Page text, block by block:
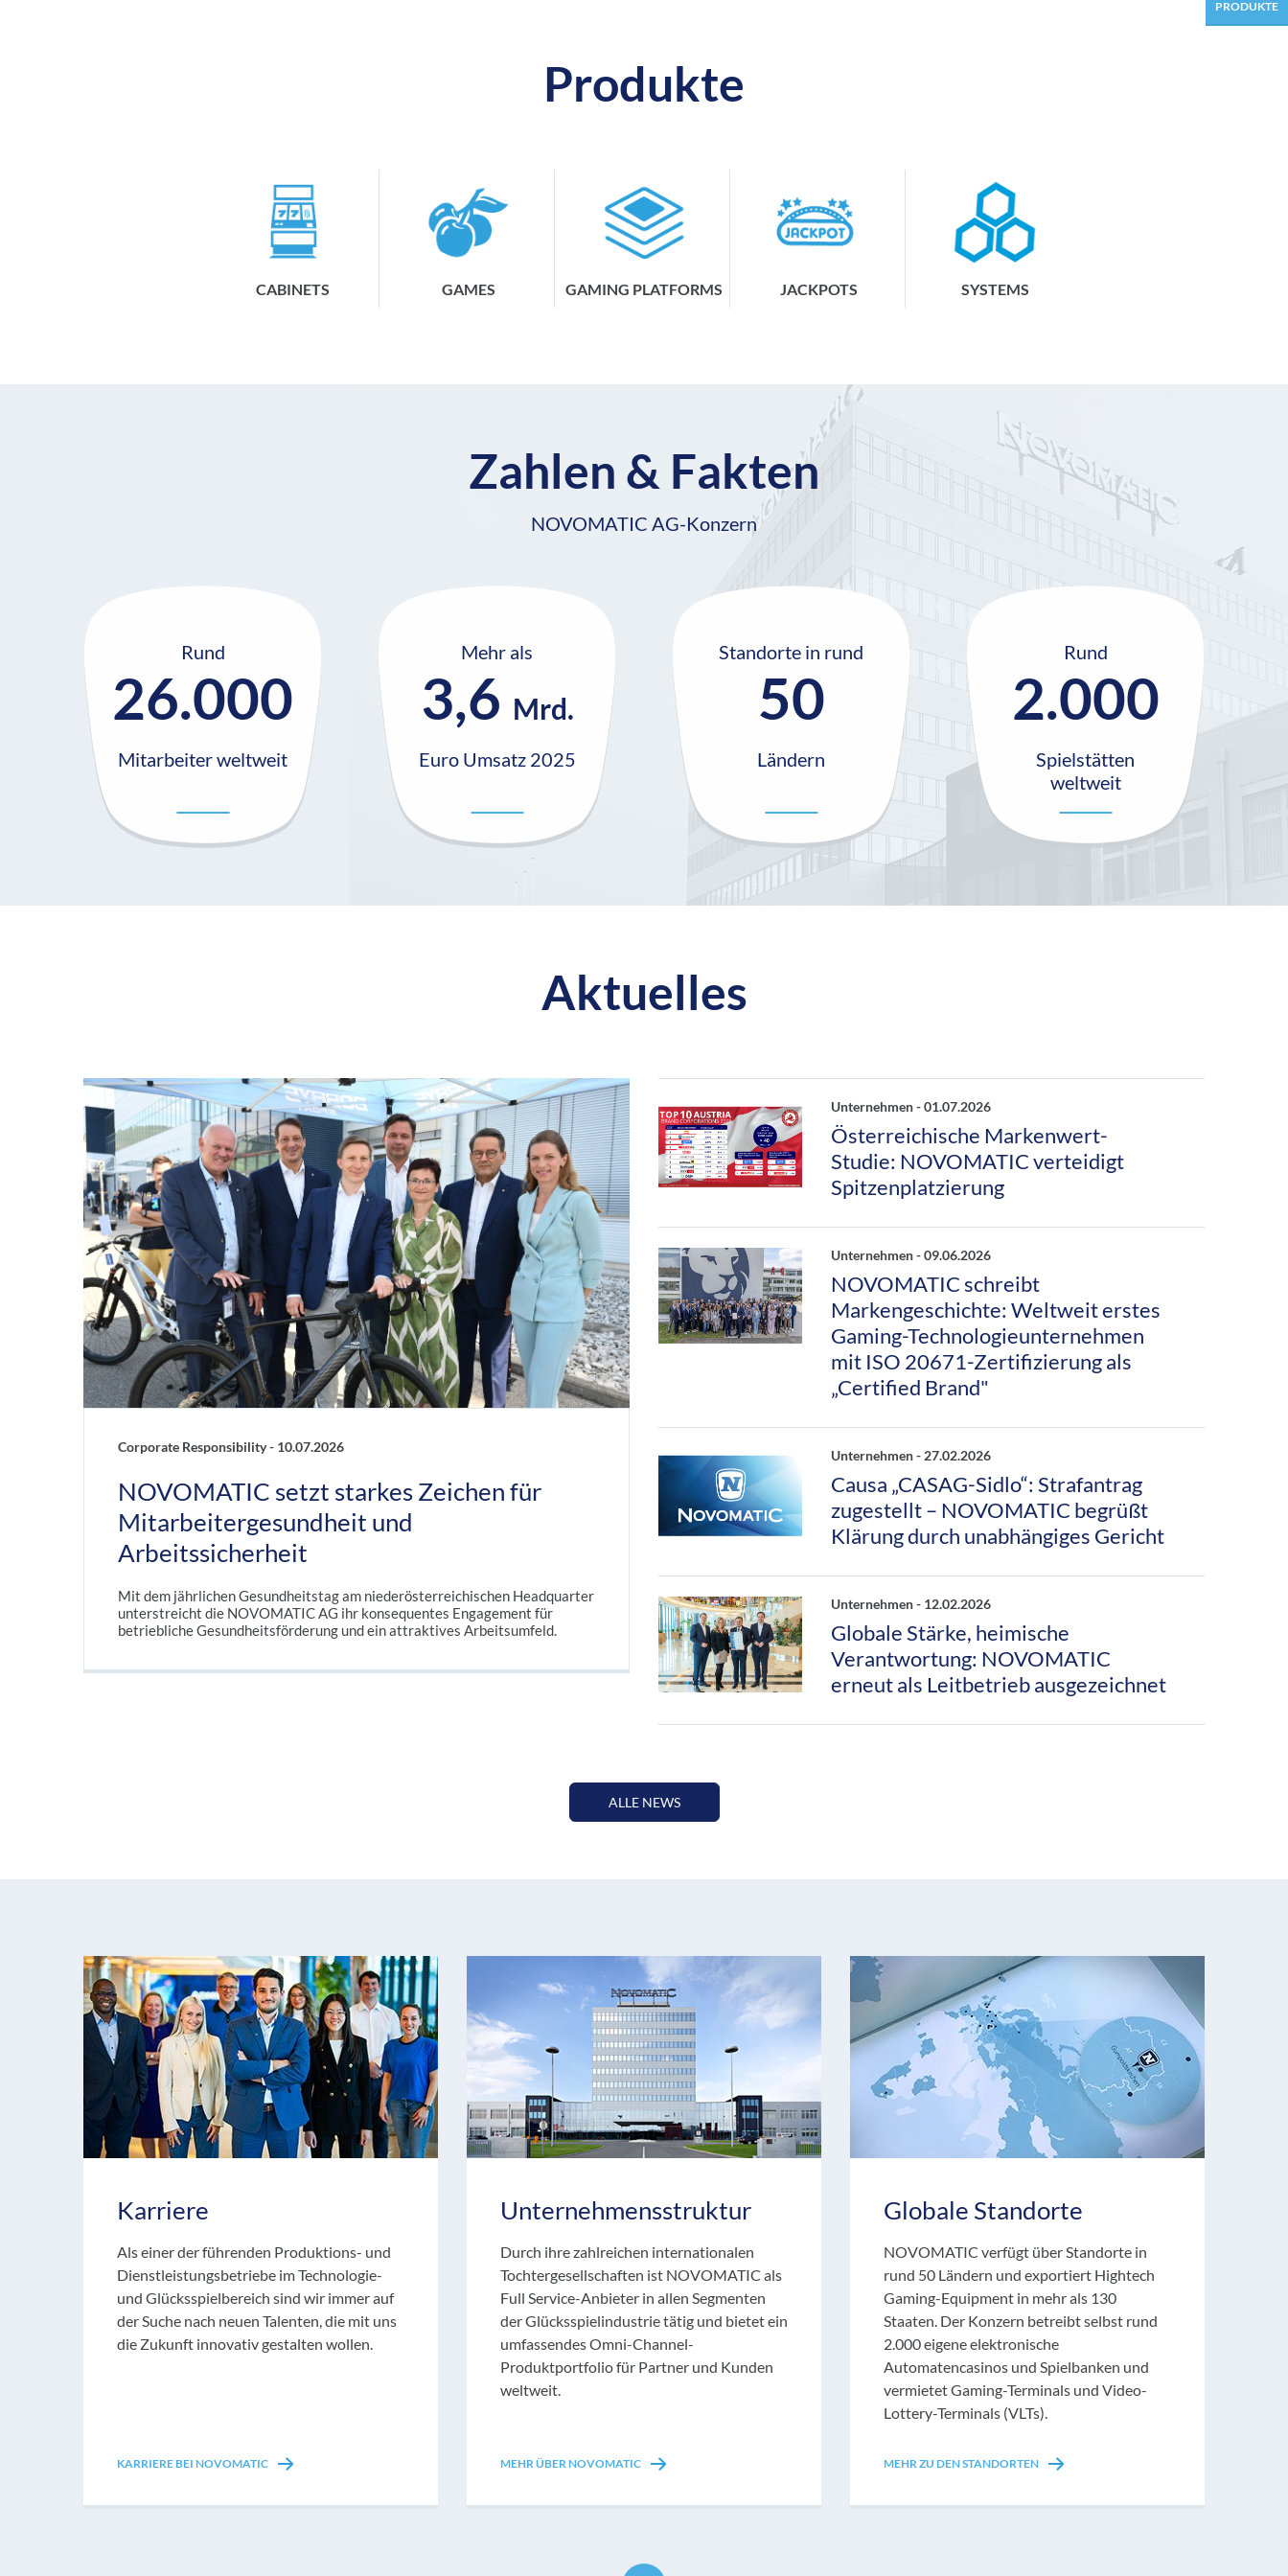
Produkte
CABINETS GAMES GAMING PLATFORMS JACKPOTS SYSTEMS
Zahlen & Fakten
NOVOMATIC AG-Konzern
Rund
26.000
Mitarbeiter weltweit
Mehr als
3,6 Mrd.
Euro Umsatz 2025
Standorte in rund
50
Ländern
Rund
2.000
Spielstätten
weltweit
Aktuelles
Corporate Responsibility - 10.07.2026
NOVOMATIC setzt starkes Zeichen für
Mitarbeitergesundheit und
Arbeitssicherheit
Mit dem jährlichen Gesundheitstag am niederösterreichischen Headquarter
unterstreicht die NOVOMATIC AG ihr konsequentes Engagement für
betriebliche Gesundheitsförderung und ein attraktives Arbeitsumfeld.
Unternehmen -01.07.2026
Österreichische Markenwert-
Studie: NOVOMATIC verteidigt
Spitzenplatzierung
Unternehmen -09.06.2026
NOVOMATIC schreibt
Markengeschichte: Weltweit erstes
Gaming-Technologieunternehmen
mit ISO 20671-Zertifizierung als
„Certified Brand"
Unternehmen - 27.02.2026
Causa „CASAG-Sidlo“: Strafantrag
zugestellt – NOVOMATIC begrüßt
Klärung durch unabhängiges Gericht
Unternehmen - 12.02.2026
Globale Stärke, heimische
Verantwortung: NOVOMATIC
erneut als Leitbetrieb ausgezeichnet
ALLE NEWS
Karriere
Als einer der führenden Produktions- und
Dienstleistungsbetriebe im Technologie-
und Glücksspielbereich sind wir immer auf
der Suche nach neuen Talenten, die mit uns
die Zukunft innovativ gestalten wollen.
KARRIERE BEI NOVOMATIC
Unternehmensstruktur
Durch ihre zahlreichen internationalen
Tochtergesellschaften ist NOVOMATIC als
Full Service-Anbieter in allen Segmenten
der Glücksspielindustrie tätig und bietet ein
umfassendes Omni-Channel-
Produktportfolio für Partner und Kunden
weltweit.
MEHR ÜBER NOVOMATIC
Globale Standorte
NOVOMATIC verfügt über Standorte in
rund 50 Ländern und exportiert Hightech
Gaming-Equipment in mehr als 130
Staaten. Der Konzern betreibt selbst rund
2.000 eigene elektronische
Automatencasinos und Spielbanken und
vermietet Gaming-Terminals und Video-
Lottery-Terminals (VLTs).
MEHR ZU DEN STANDORTEN
PRODUKTE